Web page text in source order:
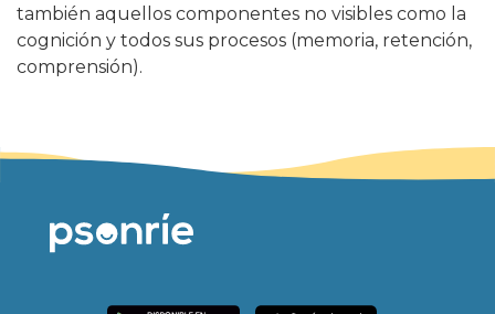
también aquellos componentes no visibles como la
cognición y todos sus procesos (memoria, retención,
comprensión).